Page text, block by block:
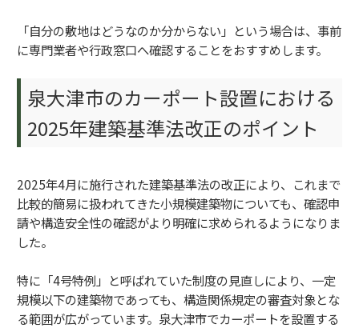
「自分の敷地はどうなのか分からない」という場合は、事前
に専門業者や行政窓口へ確認することをおすすめします。
泉大津市のカーポート設置における
2025年建築基準法改正のポイント
2025年4月に施行された建築基準法の改正により、これまで
比較的簡易に扱われてきた小規模建築物についても、確認申
請や構造安全性の確認がより明確に求められるようになりま
した。
特に「4号特例」と呼ばれていた制度の見直しにより、一定
規模以下の建築物であっても、構造関係規定の審査対象とな
る範囲が広がっています。泉大津市でカーポートを設置する